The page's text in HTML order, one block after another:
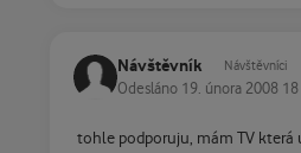
Návštěvník Návštěvníci
Odesláno 19. února 2008
tohle podporuju, mám TV která